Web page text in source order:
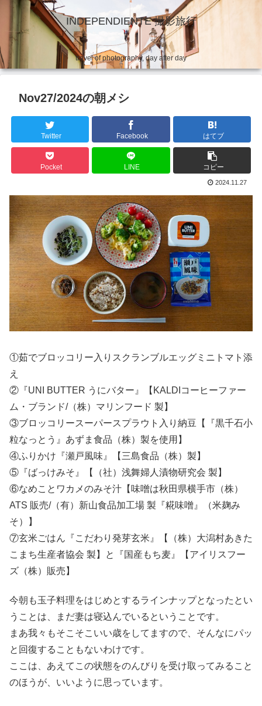
INDEPENDIENTE 撮影旅行
travel of photography, day after day
Nov27/2024の朝メシ
Twitter Facebook はてブ
Pocket LINE コピー
2024.11.27
①茹でブロッコリー入りスクランブルエッグミニトマト添
え
②『UNI BUTTER うにバター』【KALDIコーヒーファー
ム・ブランド/（株）マリンフード 製】
③ブロッコリースーパースプラウト入り納豆【『黒千石小
粒なっとう』あずま食品（株）製を使用】
④ふりかけ『瀬戸風味』【三島食品（株）製】
⑤『ばっけみそ』【（社）浅舞婦人漬物研究会 製】
⑥なめことワカメのみそ汁【味噌は秋田県横手市（株）
ATS 販売/（有）新山食品加工場 製『糀味噌』（米麹み
そ）】
⑦玄米ごはん『こだわり発芽玄米』【（株）大潟村あきた
こまち生産者協会 製】と『国産もち麦』【アイリスフー
ズ（株）販売】
今朝も玉子料理をはじめとするラインナップとなったとい
うことは、まだ妻は寝込んでいるということです。
まあ我々もそこそこいい歳をしてますので、そんなにパッ
と回復することもないわけです。
ここは、あえてこの状態をのんびりを受け取ってみること
のほうが、いいように思っています。